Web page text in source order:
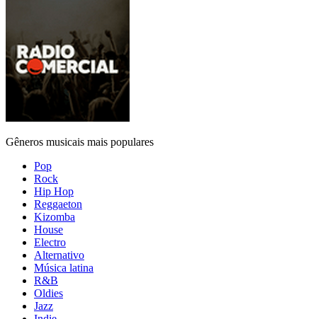
Gêneros musicais mais populares
Pop
Rock
Hip Hop
Reggaeton
Kizomba
House
Electro
Alternativo
Música latina
R&B
Oldies
Jazz